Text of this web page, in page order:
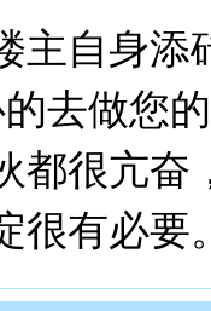
主自身添
去做您
都很亢奋
很有必要